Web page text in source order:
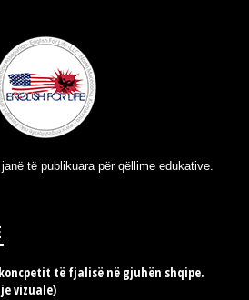
të publikuara për qëllime edukative.
të fjalisë në gjuhën shqipe.
vizuale)